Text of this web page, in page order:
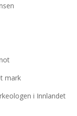
mark
i Innlandet